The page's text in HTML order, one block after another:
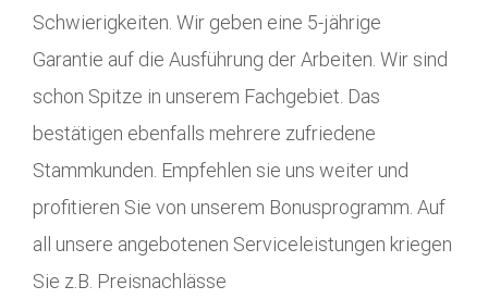
Schwierigkeiten. Wir geben eine 5-jährige
Garantie auf die Ausführung der Arbeiten. Wir sind
schon Spitze in unserem Fachgebiet. Das
bestätigen ebenfalls mehrere zufriedene
Stammkunden. Empfehlen sie uns weiter und
profitieren Sie von unserem Bonusprogramm. Auf
all unsere angebotenen Serviceleistungen kriegen
Sie z.B. Preisnachlässe